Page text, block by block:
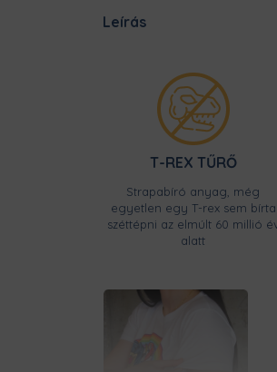
Leírás
T-REX TŰRŐ
Strapabíró anyag, még
egyetlen egy T-rex sem bírta
széttépni az elmúlt 60 millió
alatt